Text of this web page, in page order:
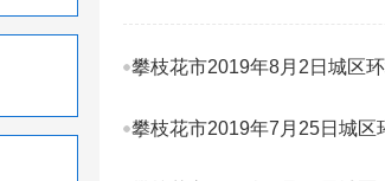
攀枝花市2019年8月2日城区
攀枝花市2019年7月25日城区